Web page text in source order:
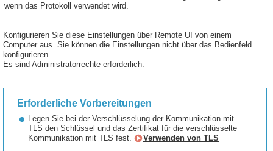
wenn das Protokoll verwendet wird.
Konfigurieren Sie diese Einstellungen über Remote UI von einem
Computer aus. Sie können die Einstellungen nicht über das Bedienfeld
konfigurieren.
Es sind Administratorrechte erforderlich.
Erforderliche Vorbereitungen
Legen Sie bei der Verschlüsselung der Kommunikation mit
TLS den Schlüssel und das Zertifikat für die verschlüsselte
Kommunikation mit TLS fest.
Verwenden von TLS